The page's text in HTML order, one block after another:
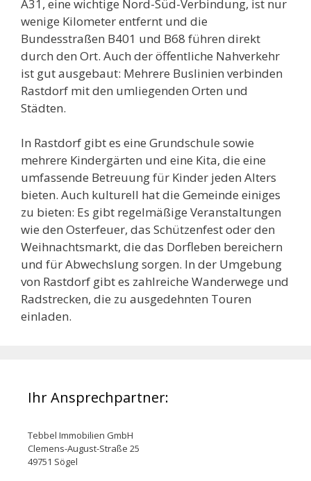
A31, eine wichtige Nord-Süd-Verbindung, ist nur
wenige Kilometer entfernt und die
Bundesstraßen B401 und B68 führen direkt
durch den Ort. Auch der öffentliche Nahverkehr
ist gut ausgebaut: Mehrere Buslinien verbinden
Rastdorf mit den umliegenden Orten und
Städten.
In Rastdorf gibt es eine Grundschule sowie
mehrere Kindergärten und eine Kita, die eine
umfassende Betreuung für Kinder jeden Alters
bieten. Auch kulturell hat die Gemeinde einiges
zu bieten: Es gibt regelmäßige Veranstaltungen
wie den Osterfeuer, das Schützenfest oder den
Weihnachtsmarkt, die das Dorfleben bereichern
und für Abwechslung sorgen. In der Umgebung
von Rastdorf gibt es zahlreiche Wanderwege und
Radstrecken, die zu ausgedehnten Touren
einladen.
Ihr Ansprechpartner:
Tebbel Immobilien GmbH
Clemens-August-Straße 25
49751 Sögel